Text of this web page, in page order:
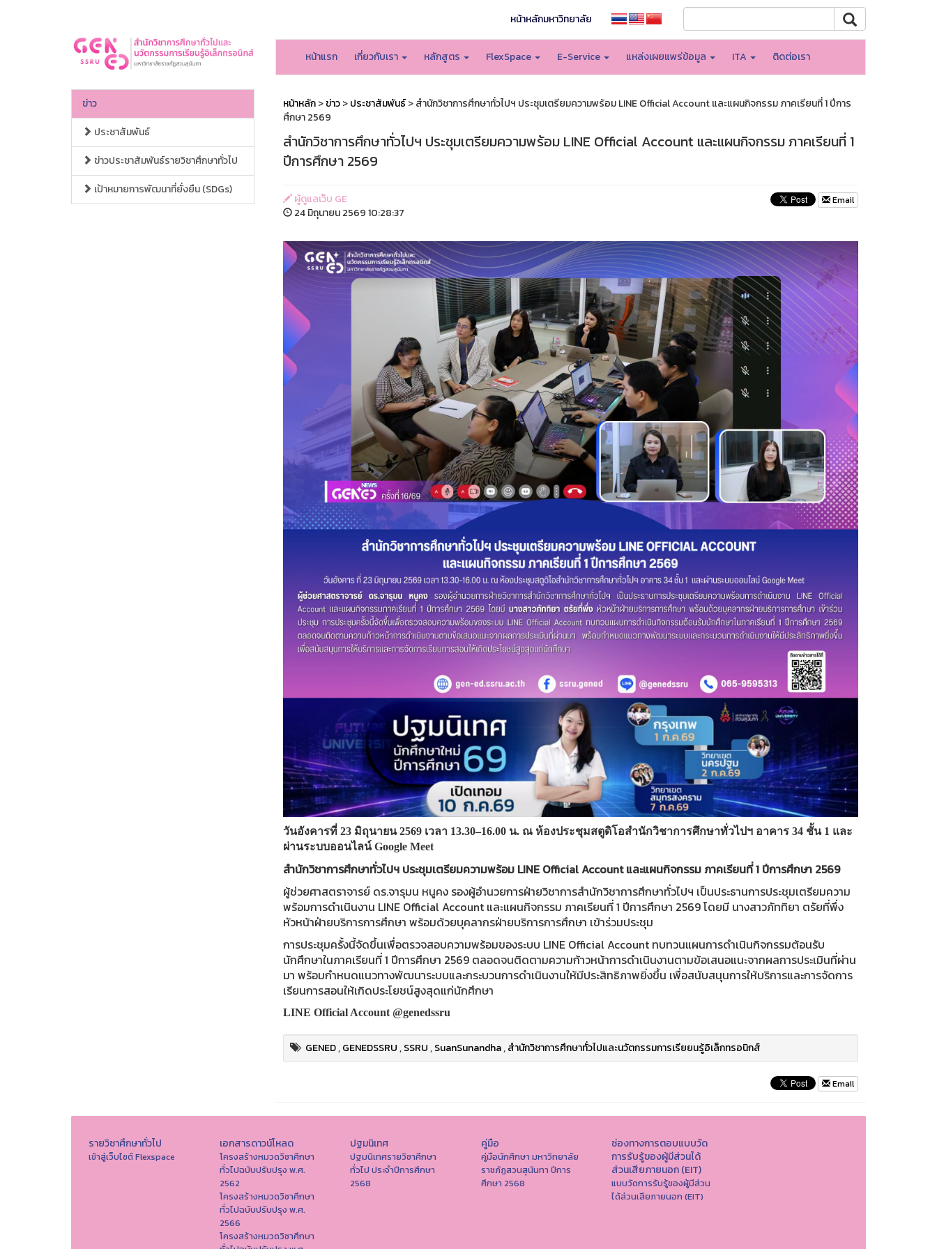
หน้าหลักมหาวิทยาลัย
หน้าแรก เกี่ยวกับเรา หลักสูตร FlexSpace E-Service แหล่งเผยแพร่ข้อมูล ITA ติดต่อเรา
ข่าว
ประชาสัมพันธ์
ข่าวประชาสัมพันธ์รายวิชาศึกษาทั่วไป
เป้าหมายการพัฒนาที่ยั่งยืน (SDGs)
หน้าหลัก>ข่าว>ประชาสัมพันธ์> สำนักวิชาการศึกษาทั่วไปฯ ประชุมเตรียมความพร้อม LINE Official Account และแผนกิจกรรม ภาคเรียนที่ 1 ปีการ
ศึกษา 2569
สำนักวิชาการศึกษาทั่วไปฯ ประชุมเตรียมความพร้อม LINE Official Account และแผนกิจกรรม ภาคเรียนที่ 1
ปีการศึกษา 2569
ผู้ดูแลเว็บ GE
24 มิถุนายน 2569 10:28:37
Email
วันอังคารที่ 23 มิถุนายน 2569 เวลา 13.30–16.00 น. ณ ห้องประชุมสตูดิโอสำนักวิชาการศึกษาทั่วไปฯ อาคาร 34 ชั้น 1 และ
ผ่านระบบออนไลน์ Google Meet
สำนักวิชาการศึกษาทั่วไปฯ ประชุมเตรียมความพร้อม LINE Official Account และแผนกิจกรรม ภาคเรียนที่ 1 ปีการศึกษา 2569
ผู้ช่วยศาสตราจารย์ ดร.จารุมน หนูคง รองผู้อำนวยการฝ่ายวิชาการสำนักวิชาการศึกษาทั่วไปฯ เป็นประธานการประชุมเตรียมความ
พร้อมการดำเนินงาน LINE Official Account และแผนกิจกรรม ภาคเรียนที่ 1 ปีการศึกษา 2569 โดยมี นางสาวภัททิยา ตรัยที่พึ่ง
หัวหน้าฝ่ายบริการการศึกษา พร้อมด้วยบุคลากรฝ่ายบริการการศึกษา เข้าร่วมประชุม
การประชุมครั้งนี้จัดขึ้นเพื่อตรวจสอบความพร้อมของระบบ LINE Official Account ทบทวนแผนการดำเนินกิจกรรมต้อนรับ
นักศึกษาในภาคเรียนที่ 1 ปีการศึกษา 2569 ตลอดจนติดตามความก้าวหน้าการดำเนินงานตามข้อเสนอแนะจากผลการประเมินที่ผ่าน
มา พร้อมกำหนดแนวทางพัฒนาระบบและกระบวนการดำเนินงานให้มีประสิทธิภาพยิ่งขึ้น เพื่อสนับสนุนการให้บริการและการจัดการ
เรียนการสอนให้เกิดประโยชน์สูงสุดแก่นักศึกษา
LINE Official Account @genedssru
GENED,GENEDSSRU,SSRU,SuanSunandha,สำนักวิชาการศึกษาทั่วไปและนวัตกรรมการเรียยนรู้อิเล็กทรอนิกส์
Email
รายวิชาศึกษาทั่วไป
เข้าสู่เว็บไซต์ Flexspace
เอกสารดาวน์โหลด
โครงสร้างหมวดวิชาศึกษา
ทั่วไปฉบับปรับปรุง พ.ศ.
2562
โครงสร้างหมวดวิชาศึกษา
ทั่วไปฉบับปรับปรุง พ.ศ.
2566
โครงสร้างหมวดวิชาศึกษา
ปฐมนิเทศ
ปฐมนิเทศรายวิชาศึกษา
ทั่วไป ประจำปีการศึกษา
2568
คู่มือ
คู่มือนักศึกษา มหาวิทยาลัย
ราชภัฏสวนสุนันทา ปีการ
ศึกษา 2568
ช่องทางการตอบแบบวัด
การรับรู้ของผู้มีส่วนได้
ส่วนเสียภายนอก (EIT)
แบบวัดการรับรู้ของผู้มีส่วน
ได้ส่วนเสียภายนอก (EIT)